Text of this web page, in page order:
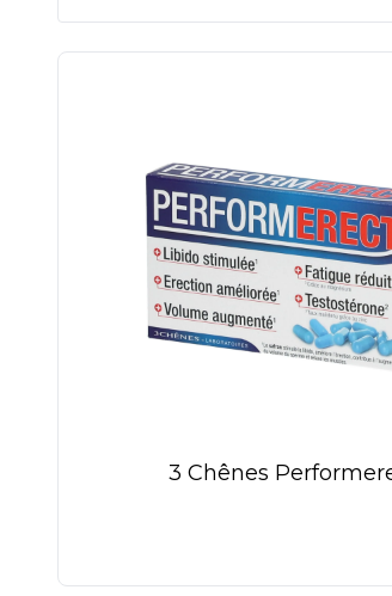
3 Chênes